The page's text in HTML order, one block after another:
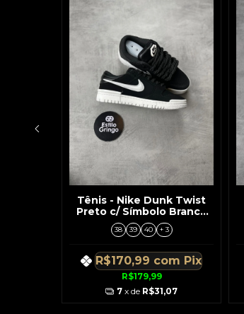
Tênis - Nike Dunk Twist
Preto c/ Símbolo Branco
Solado Branco
38 39 40 + 3
R$179,99
R$170,99 com Pix
7 x de R$31,07